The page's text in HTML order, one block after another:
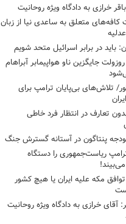
خرازی به دادگاه ویژه روحانیت
متعلق به ساعدی نیا از زبان
باید در برابر اسرائیل متحد شویم
جایگزین ناو هواپیمابر آبراهام
تلاش‌های بی‌پایان ترامپ برای
تعارف در انتظار فرد خاطی
پنتاگون در آستانه گسترش جنگ
ریاست‌جمهوری را دستگاه
مکه علیه ایران یا هیچ کشور
آقای خرازی به دادگاه ویژه روحانیت